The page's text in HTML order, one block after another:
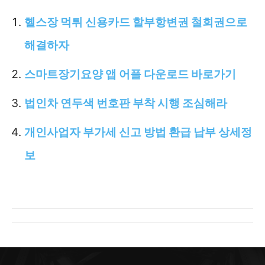
헬스장 먹튀 신용카드 할부항변권 철회권으로
해결하자
스마트장기요양 앱 어플 다운로드 바로가기
법인차 연두색 번호판 부착 시행 조심해라
개인사업자 부가세 신고 방법 환급 납부 상세정
보